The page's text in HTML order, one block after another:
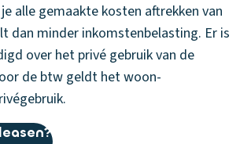
alle gemaakte kosten aftrekken van
dan minder inkomstenbelasting. Er is
over het privé gebruik van de
de btw geldt het woon-